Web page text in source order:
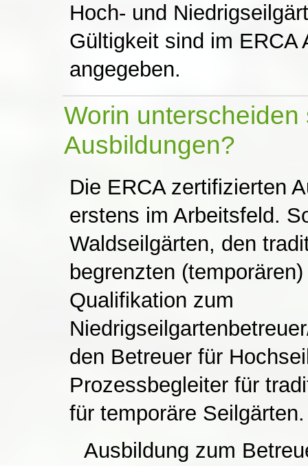
Hoch- und
Gültigkeit sind im ERCA
angegeben.
Worin
Ausbildungen?
Die ERCA zertifizierten
erstens im Arbeitsfeld.
Waldseilgärten, den
begrenzten
Qualifikation zum
den Betreuer für
Prozessbegleiter für
für temporäre Seilgärten.
Ausbildung zum